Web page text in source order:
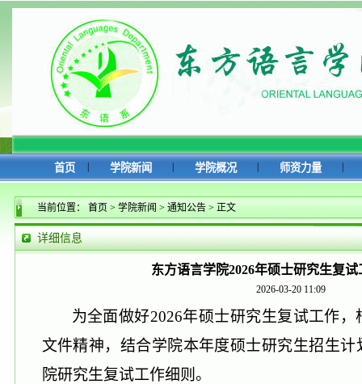
首页 学院新闻 学院概况 师资力量
当前位置： 首页 > 学院新闻 > 通知公告 > 正文
详细信息
东方语言学院2026年硕士研究生复
2026-03-20 11:09
为全面做好2026年硕士研究生复试工作，
文件精神， 结合学院本年度硕士研究生招生
院研究生复试工作细则 。